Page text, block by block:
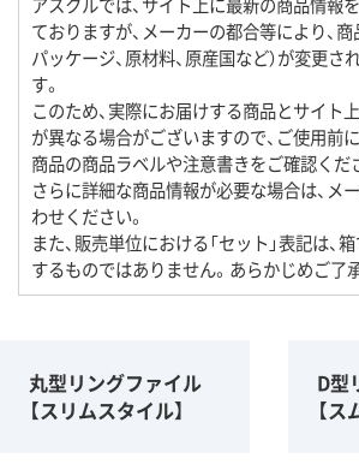
ておりますが、メーカーの都合等により、商
パッケージ、原材料、原産国など）が変更さ
す。
このため、実際にお届けする商品とサイト
が異なる場合がございますので、ご使用前
商品の商品ラベルや注意書きをご確認くだ
さらに詳細な商品情報が必要な場合は、メ
わせください。
また、販売単位における「セット」表記は、
するものではありません。あらかじめご了
丸型リングファイル
【スリムスタイル】
D型
【